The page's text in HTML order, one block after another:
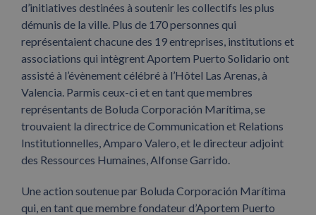
d’initiatives destinées à soutenir les collectifs les plus
démunis de la ville. Plus de 170 personnes qui
représentaient chacune des 19 entreprises, institutions et
associations qui intègrent Aportem Puerto Solidario ont
assisté à l’évènement célébré à l’Hôtel Las Arenas, à
Valencia. Parmis ceux-ci et en tant que membres
représentants de Boluda Corporación Marítima, se
trouvaient la directrice de Communication et Relations
Institutionnelles, Amparo Valero, et le directeur adjoint
des Ressources Humaines, Alfonse Garrido.
Une action soutenue par Boluda Corporación Marítima
qui, en tant que membre fondateur d’Aportem Puerto